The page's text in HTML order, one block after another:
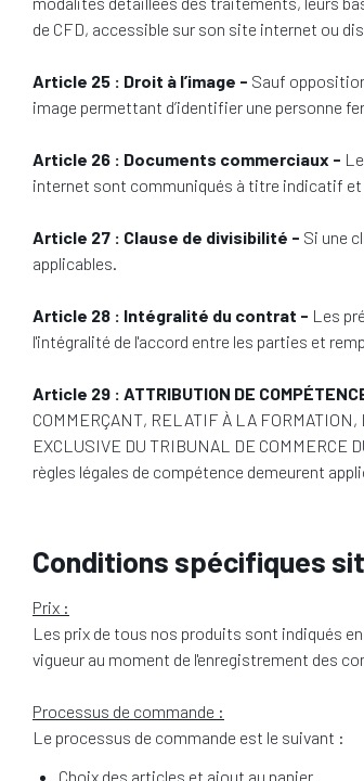
de CFD, accessible sur son site internet ou
Article 25 : Droit à l’image - Sauf
image permettant d’identifier une personne
Article 26 : Documents commerciaux -
internet sont communiqués à titre indicatif
Article 27 : Clause de divisibilité - Si une
applicables.
Article 28 : Intégralité du contrat - Les
l'intégralité de l'accord entre les parties et
Article 29 : ATTRIBUTION DE
COMMERÇANT, RELATIF À LA
EXCLUSIVE DU TRIBUNAL DE COMMERCE
règles légales de compétence demeurent
Conditions spécifiques
Prix :
Les prix de tous nos produits sont indiqués
vigueur au moment de l'enregistrement des
Processus de commande :
Le processus de commande est le suivant :
Choix des articles et ajout au panier